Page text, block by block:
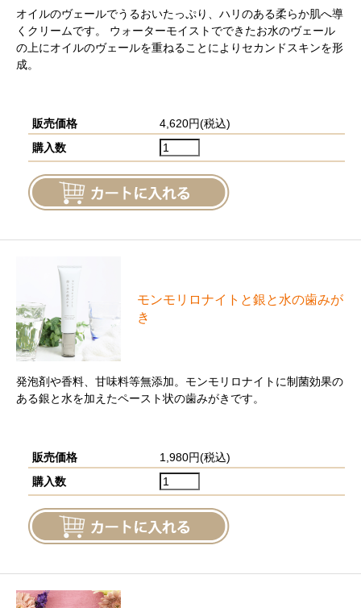
オイルのヴェールでうるおいたっぷり、ハリのある柔らか肌へ導
くクリームです。 ウォーターモイストでできたお水のヴェール
の上にオイルのヴェールを重ねることによりセカンドスキンを形
成。
販売価格
4,620円(税込)
購入数
モンモリロナイトと銀と⽔の⻭みが
き
発泡剤や香料、甘味料等無添加。モンモリロナイトに制菌効果の
ある銀と水を加えたペースト状の歯みがきです。
販売価格
1,980円(税込)
購入数